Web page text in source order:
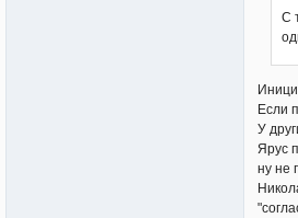
С
Если
У
Ярус
ну не